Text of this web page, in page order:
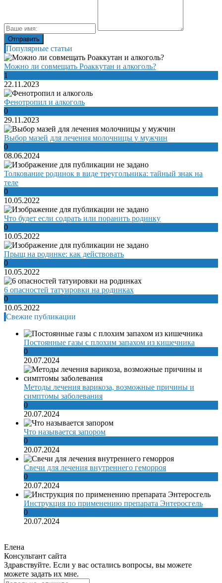
Популярные статьи
Можно ли совмещать Роаккутан и алкоголь?
1
22.11.2023
Фенотропил и алкоголь
0
29.11.2023
Выбор мазей для лечения молочницы у мужчин
0
08.06.2024
Толкование родинок в виде треугольника: тайный знак на
теле
0
10.05.2022
Что будет если содрать или поранить родинку
0
10.05.2022
Прыщ на родинке: как действовать
0
10.05.2022
6 опасностей татуировки на родинках
0
10.05.2022
Свежие публикации
Постоянные газы с плохим запахом из кишечника
0
20.07.2024
Методы лечения варикоза, возможные причины и
симптомы заболевания
0
20.07.2024
Что называется запором
0
20.07.2024
Свечи для лечения внутреннего геморроя
0
20.07.2024
Инструкция по применению препарата Энтеросгель
0
20.07.2024
Елена
Консультант сайта
Здравствуйте. Если у вас остались вопросы, вы можете
можете задать их мне.